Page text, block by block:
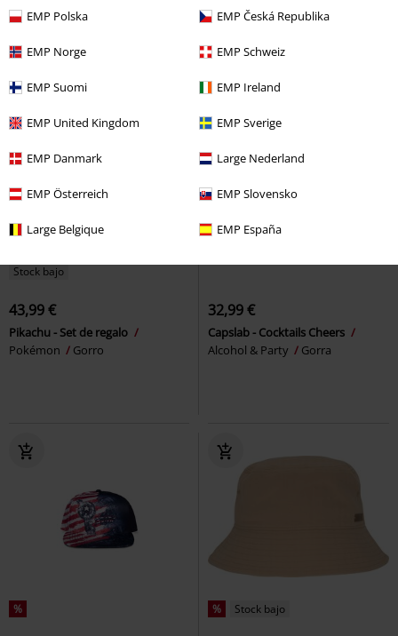
EMP Polska EMP Česká Republika
EMP Norge EMP Schweiz
EMP Suomi EMP Ireland
EMP United Kingdom EMP Sverige
EMP Danmark Large Nederland
EMP Österreich EMP Slovensko
Large Belgique EMP España
Gorro
Assassin's Creed
Gorro
Stock bajo
43,99 €
Pikachu - Set de regalo
Pokémon
Gorro
32,99 €
Capslab - Cocktails Cheers
Alcohol & Party
Gorra
% % Stock bajo